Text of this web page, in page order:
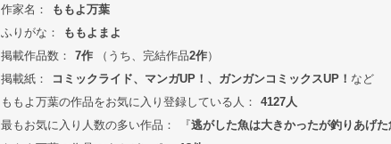
作家名：
ももよ万葉
ふりがな：
ももよまよ
掲載作品数：
7作 （うち、完結作品2作）
掲載紙：
コミックライド、マンガUP！、ガンガンコミックスUP！ など
ももよ万葉の作品をお気に入り登録している人：
4127人
最もお気に入り人数の多い作品：
『逃がした魚は大きかったが釣りあげた